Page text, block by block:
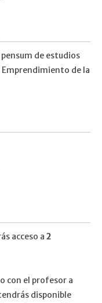
de estudios
Emprendimiento de la
acceso a 2
con el profesor a
disponible